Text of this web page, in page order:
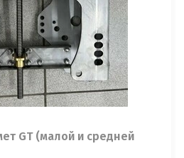
GT (малой и средней